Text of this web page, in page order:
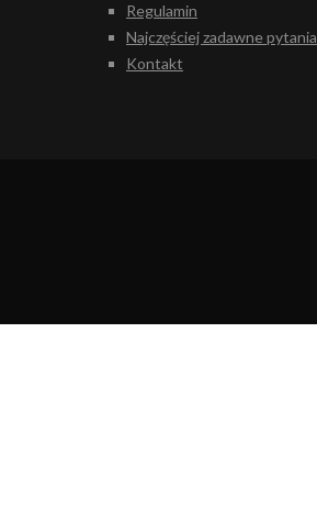
Regulamin
Najczęściej zadawne pytania
Kontakt